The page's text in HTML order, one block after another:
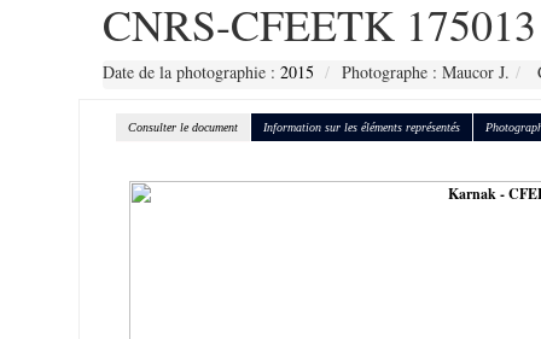
CNRS-CFEETK 175013
Date de la photographie : 2015 Photographe : Maucor J.
Consulter le document Information sur les éléments représentés